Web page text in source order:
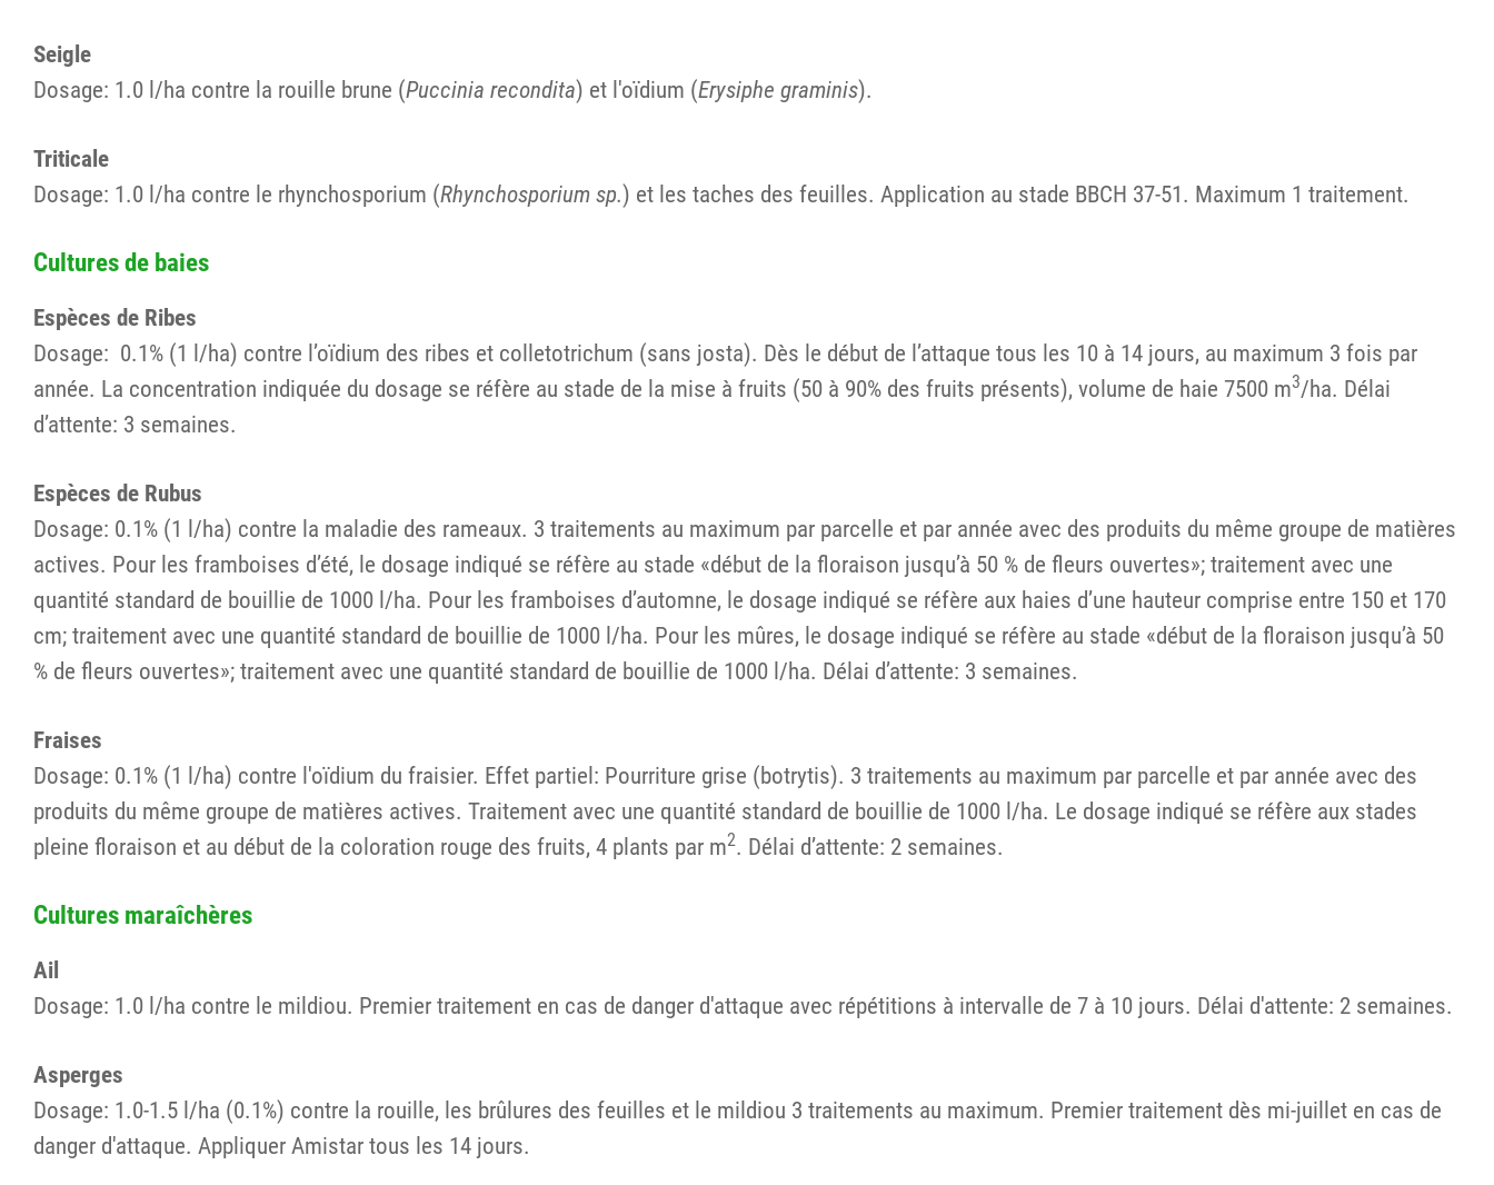
Seigle
Dosage: 1.0 l/ha contre la rouille brune (Puccinia recondita) et l'oïdium (Erysiphe graminis).
Triticale
Dosage: 1.0 l/ha contre le rhynchosporium (Rhynchosporium sp.) et les taches des feuilles. Application au stade BBCH 37-51. Maximum 1 traitement.
Cultures de baies
Espèces de Ribes
Dosage: 0.1% (1 l/ha) contre l’oïdium des ribes et colletotrichum (sans josta). Dès le début de l’attaque tous les 10 à 14 jours, au maximum 3 fois par
année. La concentration indiquée du dosage se réfère au stade de la mise à fruits (50 à 90% des fruits présents), volume de haie 7500 m3/ha. Délai
d’attente: 3 semaines.
Espèces de Rubus
Dosage: 0.1% (1 l/ha) contre la maladie des rameaux. 3 traitements au maximum par parcelle et par année avec des produits du même groupe de matières
actives. Pour les framboises d’été, le dosage indiqué se réfère au stade «début de la floraison jusqu’à 50 % de fleurs ouvertes»; traitement avec une
quantité standard de bouillie de 1000 l/ha. Pour les framboises d’automne, le dosage indiqué se réfère aux haies d’une hauteur comprise entre 150 et 170
cm; traitement avec une quantité standard de bouillie de 1000 l/ha. Pour les mûres, le dosage indiqué se réfère au stade «début de la floraison jusqu’à 50
% de fleurs ouvertes»; traitement avec une quantité standard de bouillie de 1000 l/ha. Délai d’attente: 3 semaines.
Fraises
Dosage: 0.1% (1 l/ha) contre l'oïdium du fraisier. Effet partiel: Pourriture grise (botrytis). 3 traitements au maximum par parcelle et par année avec des
produits du même groupe de matières actives. Traitement avec une quantité standard de bouillie de 1000 l/ha. Le dosage indiqué se réfère aux stades
pleine floraison et au début de la coloration rouge des fruits, 4 plants par m2. Délai d’attente: 2 semaines.
Cultures maraîchères
Ail
Dosage: 1.0 l/ha contre le mildiou. Premier traitement en cas de danger d'attaque avec répétitions à intervalle de 7 à 10 jours. Délai d'attente: 2 semaines.
Asperges
Dosage: 1.0-1.5 l/ha (0.1%) contre la rouille, les brûlures des feuilles et le mildiou 3 traitements au maximum. Premier traitement dès mi-juillet en cas de
danger d'attaque. Appliquer Amistar tous les 14 jours.